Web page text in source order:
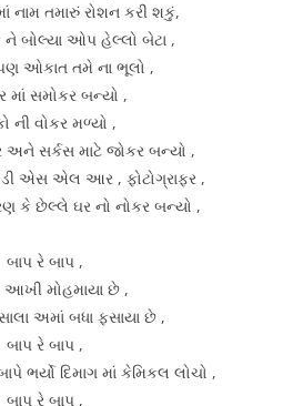
નામ તમારું રોશન કરી શકું,
ને બોલ્યા ઓપ હેલ્લો બેટા ,
ઓકાત તમે ના ભૂલો ,
માં સમોકર બન્યો ,
ની વોકર મળ્યો ,
અને સર્કસ માટે જોકર બન્યો ,
ડી એસ એલ આર , ફોટોગ્રાફર ,
કે છેલ્લે ઘર નો નોકર બન્યો ,
બાપ રે બાપ ,
આખી મોહમાયા છે ,
અમાં બધા ફસાયા છે ,
બાપ રે બાપ ,
ભર્યો દિમાગ માં કેમિકલ લોચો ,
બાપ રે બાપ ,